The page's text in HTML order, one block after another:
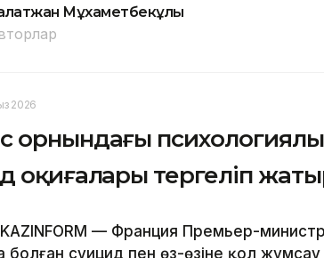
Мұхаметбекұлы
2026
орнындағы
оқиғалары тергеліп
— Франция Премьер-
болған суицид пен өз-өзіне қол